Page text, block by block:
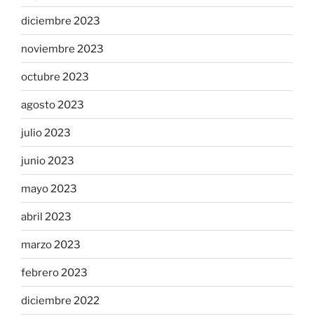
diciembre 2023
noviembre 2023
octubre 2023
agosto 2023
julio 2023
junio 2023
mayo 2023
abril 2023
marzo 2023
febrero 2023
diciembre 2022